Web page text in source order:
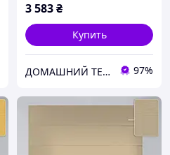
3 583₴
Купить
ДОМАШНИЙ ТЕКСТИЛЬ - уют и комфорт в Вашем доме 97%